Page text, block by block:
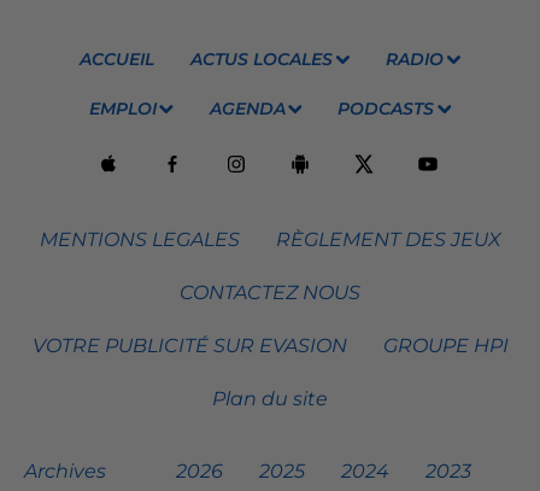
ACCUEIL ACTUS LOCALES RADIO
EMPLOI AGENDA PODCASTS
MENTIONS LEGALES RÈGLEMENT DES JEUX
CONTACTEZ NOUS
VOTRE PUBLICITÉ SUR EVASION GROUPE HPI
Plan du site
Archives 2026 2025 2024 2023